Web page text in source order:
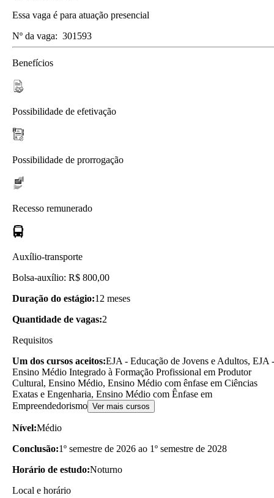
Essa vaga é para atuação presencial
Nº da vaga: 301593
Benefícios
Possibilidade de efetivação
Possibilidade de prorrogação
Recesso remunerado
Auxílio-transporte
Bolsa-auxílio: R$ 800,00
Duração do estágio:12 meses
Quantidade de vagas:2
Requisitos
Um dos cursos aceitos:EJA - Educação de Jovens e Adultos, EJA -
Ensino Médio Integrado à Formação Profissional em Produtor
Cultural, Ensino Médio, Ensino Médio com ênfase em Ciências
Exatas e Engenharia, Ensino Médio com Ênfase em
Empreendedorismo Ver mais cursos
Nível:Médio
Conclusão:1º semestre de 2026 ao 1º semestre de 2028
Horário de estudo:Noturno
Local e horário